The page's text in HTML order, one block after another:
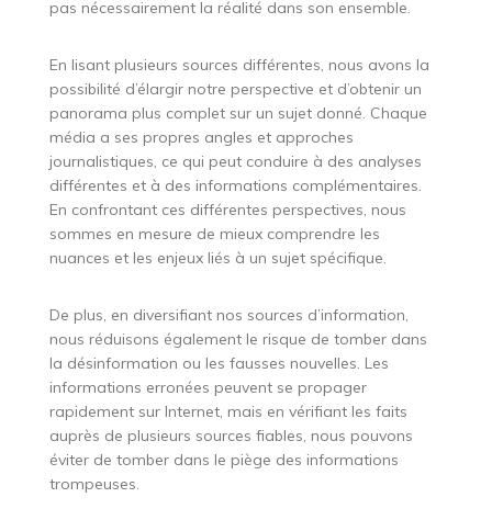
pas nécessairement la réalité dans son ensemble.
En lisant plusieurs sources différentes, nous avons la
possibilité d’élargir notre perspective et d’obtenir un
panorama plus complet sur un sujet donné. Chaque
média a ses propres angles et approches
journalistiques, ce qui peut conduire à des analyses
différentes et à des informations complémentaires.
En confrontant ces différentes perspectives, nous
sommes en mesure de mieux comprendre les
nuances et les enjeux liés à un sujet spécifique.
De plus, en diversifiant nos sources d’information,
nous réduisons également le risque de tomber dans
la désinformation ou les fausses nouvelles. Les
informations erronées peuvent se propager
rapidement sur Internet, mais en vérifiant les faits
auprès de plusieurs sources fiables, nous pouvons
éviter de tomber dans le piège des informations
trompeuses.